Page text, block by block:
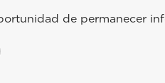
de permanecer